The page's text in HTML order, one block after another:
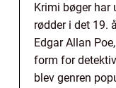
Krimi bøger har
rødder i det 19.
Edgar Allan
form for
blev genren